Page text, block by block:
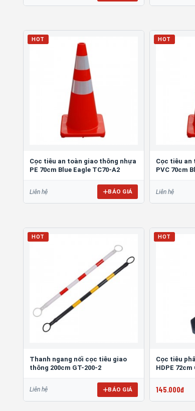
HOT
Cọc tiêu an toàn giao thông nhựa
PE 70cm Blue Eagle TC70-A2
Liên hệ BÁO GIÁ
HOT
Cọc tiêu an
PVC 70cm
Liên hệ
HOT
Thanh ngang nối cọc tiêu giao
thông 200cm GT-200-2
Liên hệ BÁO GIÁ
HOT
Cọc tiêu
HDPE 72cm
145.000đ